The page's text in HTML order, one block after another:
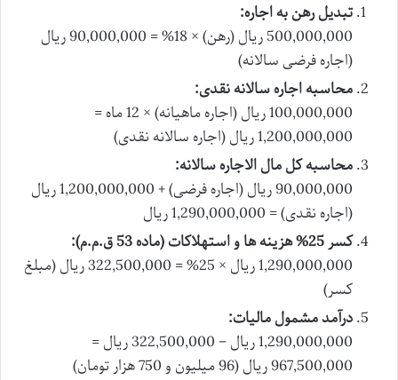
تبدیل رهن به اجاره:
500,000,000 ریال (رهن) × 18% = 90,000,000 ریال
(اجاره فرضی سالانه)
محاسبه اجاره سالانه نقدی:
100,000,000 ریال (اجاره ماهیانه) × 12 ماه =
1,200,000,000 ریال (اجاره سالانه نقدی)
محاسبه کل مال الاجاره سالانه:
90,000,000 ریال (اجاره فرضی) + 1,200,000,000 ریال
(اجاره نقدی) = 1,290,000,000 ریال
کسر 25% هزینه ها و استهلاکات (ماده 53 ق.م.م):
1,290,000,000 ریال × 25% = 322,500,000 ریال (مبلغ
کسر)
درآمد مشمول مالیات:
1,290,000,000 ریال – 322,500,000 ریال =
967,500,000 ریال (96 میلیون و 750 هزار تومان)